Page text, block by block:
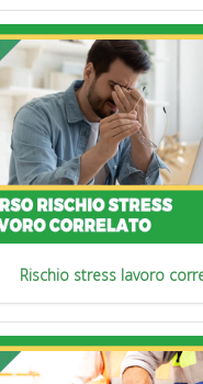
Rischio stress lavoro